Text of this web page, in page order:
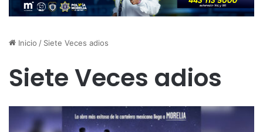
Inicio / Siete Veces adios
Siete Veces adios